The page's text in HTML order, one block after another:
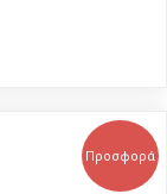
Προσφορά